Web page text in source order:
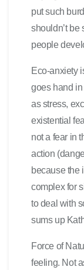
put such
shouldn’t be
people
Eco-anxiety
goes hand
as stress,
existential
not a fear in
action
because the
complex for
to deal with
sums up
Force of
feeling. Not